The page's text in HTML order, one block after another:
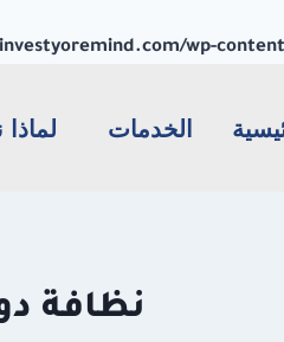
wp-
الخدمات
نظافة